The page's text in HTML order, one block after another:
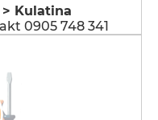
Kulatina
0905 748 341